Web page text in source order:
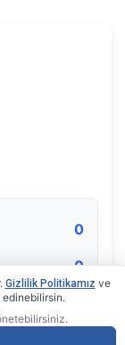
0
0
Gizlilik Politikamız ve
edinebilirsin.